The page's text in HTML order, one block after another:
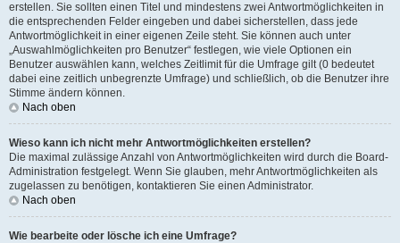
erstellen. Sie sollten einen Titel und mindestens zwei Antwortmöglichkeiten in
die entsprechenden Felder eingeben und dabei sicherstellen, dass jede
Antwortmöglichkeit in einer eigenen Zeile steht. Sie können auch unter
„Auswahlmöglichkeiten pro Benutzer“ festlegen, wie viele Optionen ein
Benutzer auswählen kann, welches Zeitlimit für die Umfrage gilt (0 bedeutet
dabei eine zeitlich unbegrenzte Umfrage) und schließlich, ob die Benutzer ihre
Stimme ändern können.
Nach oben
Wieso kann ich nicht mehr Antwortmöglichkeiten erstellen?
Die maximal zulässige Anzahl von Antwortmöglichkeiten wird durch die Board-
Administration festgelegt. Wenn Sie glauben, mehr Antwortmöglichkeiten als
zugelassen zu benötigen, kontaktieren Sie einen Administrator.
Nach oben
Wie bearbeite oder lösche ich eine Umfrage?